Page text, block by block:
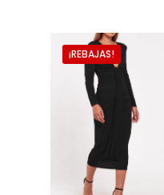
tiene
múltiples
variantes.
opciones
pueden
elegir
¡REBAJAS!